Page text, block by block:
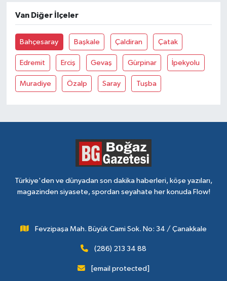
Van Diğer İlçeler
Bahçesaray Başkale Çaldiran Çatak
Edremit Erciş Gevaş Gürpinar İpekyolu
Muradiye Özalp Saray Tuşba
Türkiye'den ve dünyadan son dakika haberleri, köşe yazıları,
magazinden siyasete, spordan seyahate her konuda Flow!
Fevzipaşa Mah. Büyük Cami Sok. No: 34 / Çanakkale
(286) 213 34 88
[email protected]